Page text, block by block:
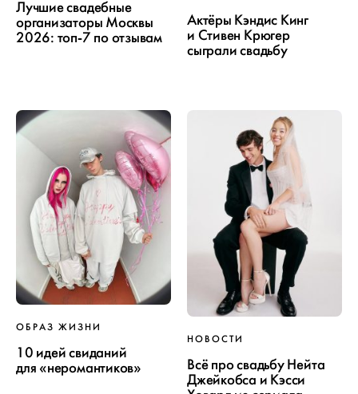
Лучшие свадебные
организаторы Москвы
2026: топ-7 по отзывам
Актёры Кэндис Кинг
и Стивен Крюгер
сыграли свадьбу
ОБРАЗ ЖИЗНИ
10 идей свиданий
для «неромантиков»
НОВОСТИ
Всё про свадьбу Нейта
Джейкобса и Кэсси